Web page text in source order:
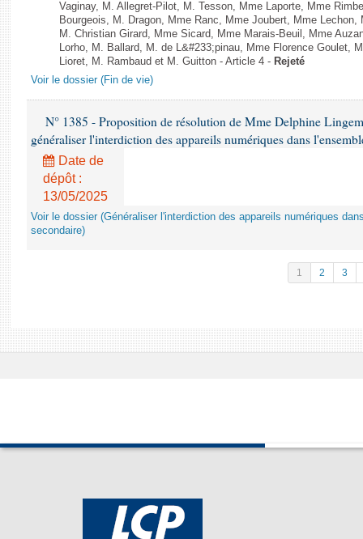
Vaginay, M. Allegret-Pilot, M. Tesson, Mme Laporte, Mme
Bourgeois, M. Dragon, Mme Ranc, Mme Joubert, Mme
M. Christian Girard, Mme Sicard, Mme Marais-Beuil, Mme
Lorho, M. Ballard, M. de L&#233;pinau, Mme Florence Goulet,
Lioret, M. Rambaud et M. Guitton - Article 4 - Rejeté
Voir le dossier (Fin de vie)
N° 1385 - Proposition de résolution de Mme Delphine
généraliser l'interdiction des appareils numériques dans
Date de
dépôt :
13/05/2025
Voir le dossier (Généraliser l'interdiction des appareils numériques
secondaire)
1 2 3